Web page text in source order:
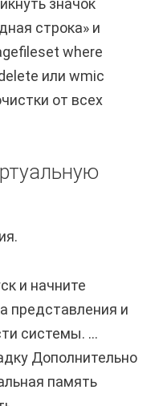
строка» и
where
или wmic
от всех
и начните
представления и
системы. ...
Дополнительно
память